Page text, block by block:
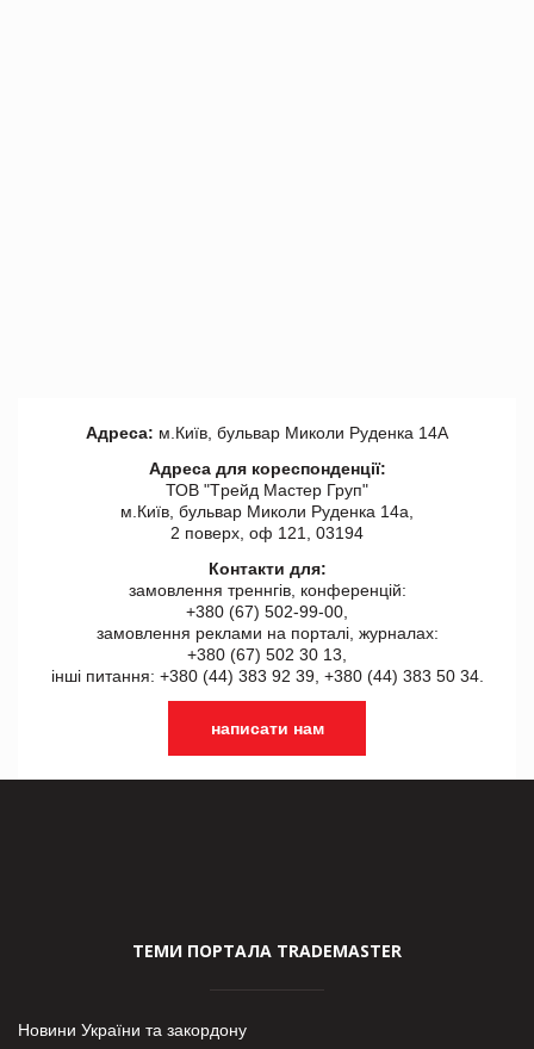
Адреса: м.Київ, бульвар Миколи Руденка 14А
Адреса для кореспонденції:
ТОВ "Tрейд Мастер Груп"
м.Київ, бульвар Миколи Руденка 14а,
2 поверх, оф 121, 03194
Контакти для:
замовлення треннгів, конференцій:
+380 (67) 502-99-00,
замовлення реклами на порталі, журналах:
+380 (67) 502 30 13,
інші питання: +380 (44) 383 92 39, +380 (44) 383 50 34.
написати нам
ТЕМИ ПОРТАЛА TRADEMASTER
Новини України та закордону